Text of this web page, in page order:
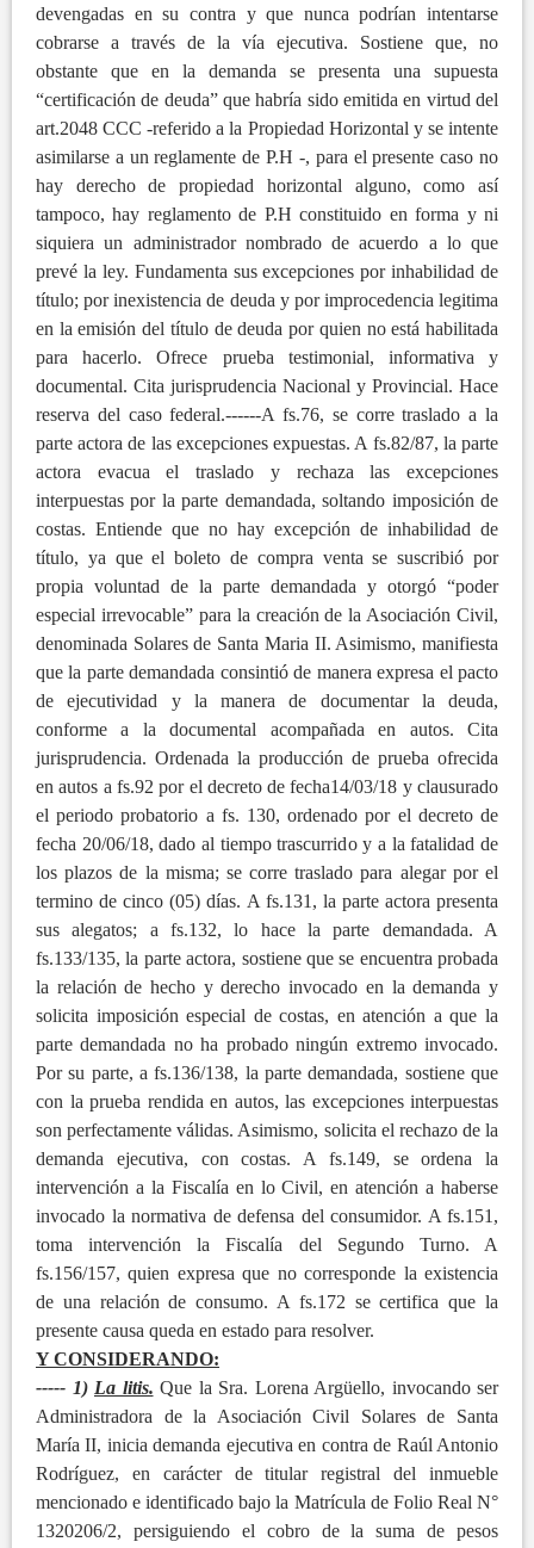
devengadas en su contra y que nunca podrían intentarse
cobrarse a través de la vía ejecutiva. Sostiene que, no
obstante que en la demanda se presenta una supuesta
“certificación de deuda” que habría sido emitida en virtud del
art.2048 CCC -referido a la Propiedad Horizontal y se intente
asimilarse a un reglamente de P.H -, para el presente caso no
hay derecho de propiedad horizontal alguno, como así
tampoco, hay reglamento de P.H constituido en forma y ni
siquiera un administrador nombrado de acuerdo a lo que
prevé la ley. Fundamenta sus excepciones por inhabilidad de
título; por inexistencia de deuda y por improcedencia legitima
en la emisión del título de deuda por quien no está habilitada
para hacerlo. Ofrece prueba testimonial, informativa y
documental. Cita jurisprudencia Nacional y Provincial. Hace
reserva del caso federal.------A fs.76, se corre traslado a la
parte actora de las excepciones expuestas. A fs.82/87, la parte
actora evacua el traslado y rechaza las excepciones
interpuestas por la parte demandada, soltando imposición de
costas. Entiende que no hay excepción de inhabilidad de
título, ya que el boleto de compra venta se suscribió por
propia voluntad de la parte demandada y otorgó “poder
especial irrevocable” para la creación de la Asociación Civil,
denominada Solares de Santa Maria II. Asimismo, manifiesta
que la parte demandada consintió de manera expresa el pacto
de ejecutividad y la manera de documentar la deuda,
conforme a la documental acompañada en autos. Cita
jurisprudencia. Ordenada la producción de prueba ofrecida
en autos a fs.92 por el decreto de fecha14/03/18 y clausurado
el periodo probatorio a fs. 130, ordenado por el decreto de
fecha 20/06/18, dado al tiempo trascurrido y a la fatalidad de
los plazos de la misma; se corre traslado para alegar por el
termino de cinco (05) días. A fs.131, la parte actora presenta
sus alegatos; a fs.132, lo hace la parte demandada. A
fs.133/135, la parte actora, sostiene que se encuentra probada
la relación de hecho y derecho invocado en la demanda y
solicita imposición especial de costas, en atención a que la
parte demandada no ha probado ningún extremo invocado.
Por su parte, a fs.136/138, la parte demandada, sostiene que
con la prueba rendida en autos, las excepciones interpuestas
son perfectamente válidas. Asimismo, solicita el rechazo de la
demanda ejecutiva, con costas. A fs.149, se ordena la
intervención a la Fiscalía en lo Civil, en atención a haberse
invocado la normativa de defensa del consumidor. A fs.151,
toma intervención la Fiscalía del Segundo Turno. A
fs.156/157, quien expresa que no corresponde la existencia
de una relación de consumo. A fs.172 se certifica que la
presente causa queda en estado para resolver.
Y CONSIDERANDO:
----- 1) La litis. Que la Sra. Lorena Argüello, invocando ser
Administradora de la Asociación Civil Solares de Santa
María II, inicia demanda ejecutiva en contra de Raúl Antonio
Rodríguez, en carácter de titular registral del inmueble
mencionado e identificado bajo la Matrícula de Folio Real N°
1320206/2, persiguiendo el cobro de la suma de pesos